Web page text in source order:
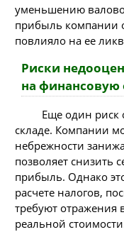
уменьшению
прибыль компании
повлияло на ее
Риски
на финансовую
Еще один риск
складе. Компании
небрежности
позволяет снизить
прибыль. Однако
расчете налогов,
требуют отражения
реальной